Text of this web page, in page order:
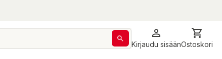
Kirjaudu sisäänOstoskori